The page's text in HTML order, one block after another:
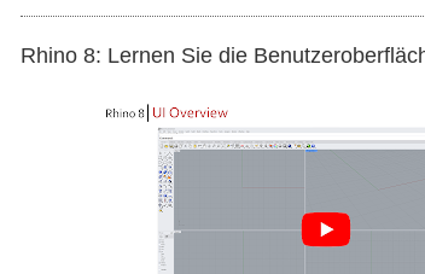
Rhino 8: Lernen Sie die